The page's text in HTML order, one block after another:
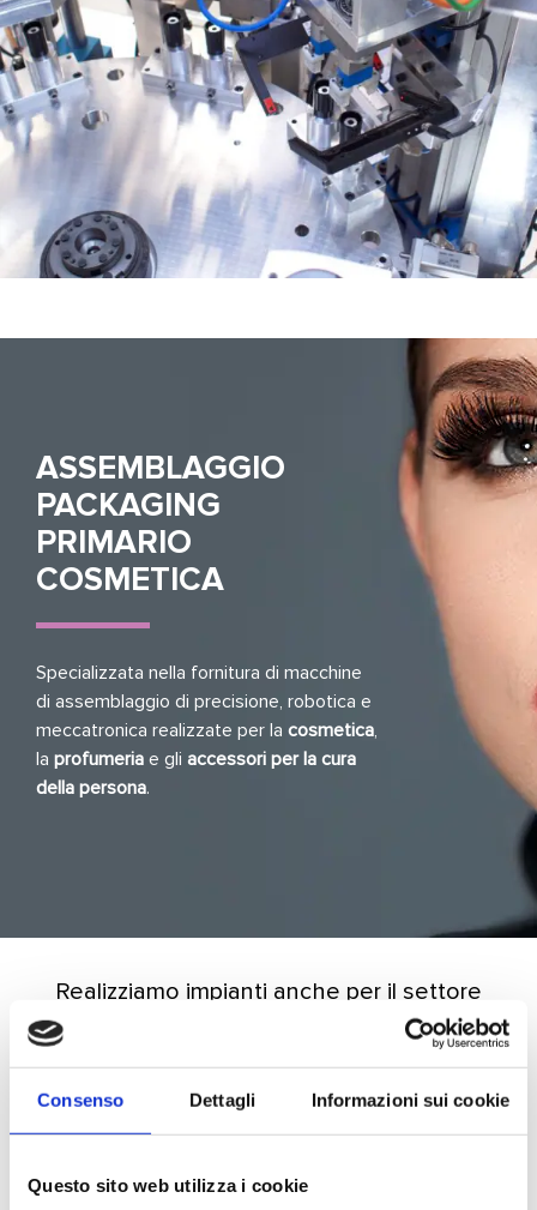
Consenso Dettagli Informazioni sui cookie
Questo sito web utilizza i cookie
ASSEMBLAGGIO
PACKAGING
PRIMARIO
COSMETICA
Specializzata nella fornitura di macchine
di assemblaggio di precisione, robotica e
meccatronica realizzate per la cosmetica,
la profumeriae gli accessori per la cura
della persona.
Realizziamo impianti anche per il settore
cosmetica
, mettendo la nostra tecnica al
servizio delle aziende operanti nel settore
del packaging.
di tutte le norme vigenti